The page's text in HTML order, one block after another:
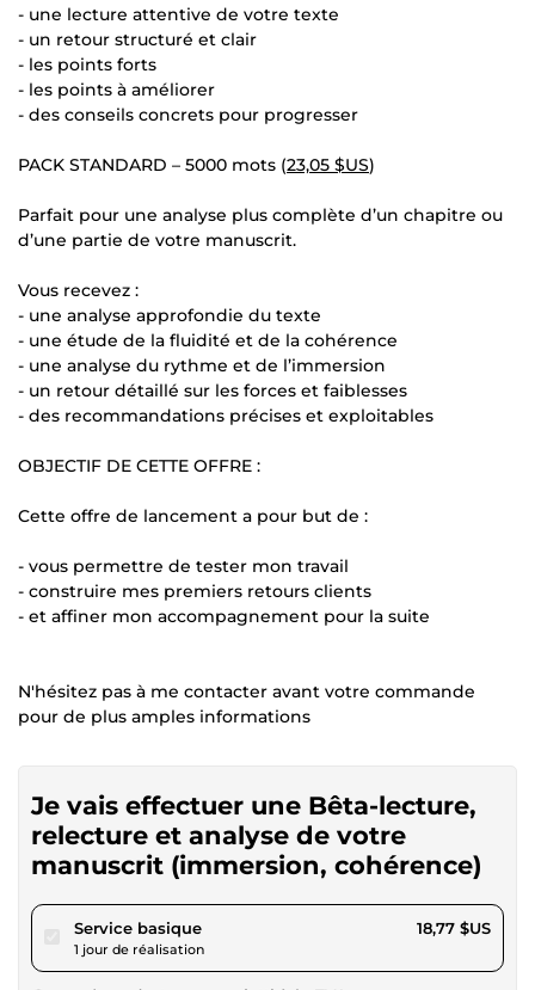
- une lecture attentive de votre texte
- un retour structuré et clair
- les points forts
- les points à améliorer
- des conseils concrets pour progresser
PACK STANDARD – 5000 mots (23,05 $US)
Parfait pour une analyse plus complète d’un chapitre ou
d’une partie de votre manuscrit.
Vous recevez :
- une analyse approfondie du texte
- une étude de la fluidité et de la cohérence
- une analyse du rythme et de l’immersion
- un retour détaillé sur les forces et faiblesses
- des recommandations précises et exploitables
OBJECTIF DE CETTE OFFRE :
Cette offre de lancement a pour but de :
- vous permettre de tester mon travail
- construire mes premiers retours clients
- et affiner mon accompagnement pour la suite
N'hésitez pas à me contacter avant votre commande
pour de plus amples informations
Je vais effectuer une Bêta-lecture,
relecture et analyse de votre
manuscrit (immersion, cohérence)
Service basiquepour 17,29 $US
1 jour de réalisation
18,77 $US